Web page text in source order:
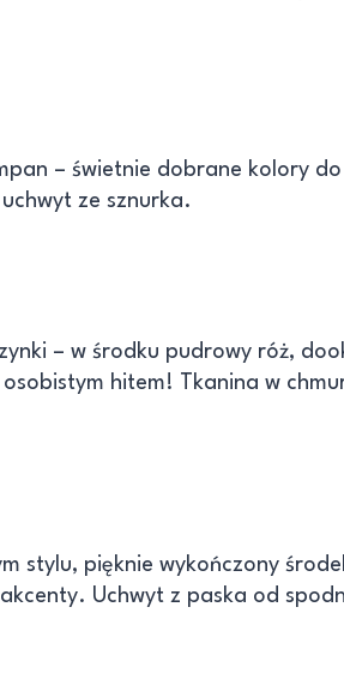
– świetnie dobrane kolory
ze sznurka.
– w środku pudrowy róż,
hitem! Tkanina w
stylu, pięknie wykończony
Uchwyt z paska od